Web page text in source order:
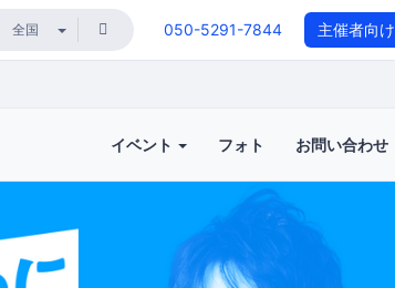
050-5291-7844 主催者向け
イベント フォト お問い合わせ